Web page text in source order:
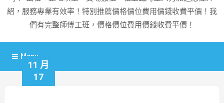
紹，服務專業有效率！特別推薦價格價位費用價錢收費平價！我
們有完整師傅工班，價格價位費用價錢收費平價！
Menu
11 月
17